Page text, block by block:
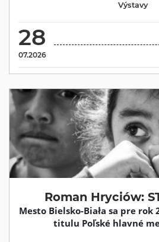
28
07.2026
Výstavy
Roman Hryciów:
Mesto Bielsko-Biała sa pre
titulu Poľské hlavné